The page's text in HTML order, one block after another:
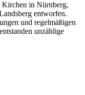
in Nürnberg,
entworfen.
und regelmäßigen
unzählige